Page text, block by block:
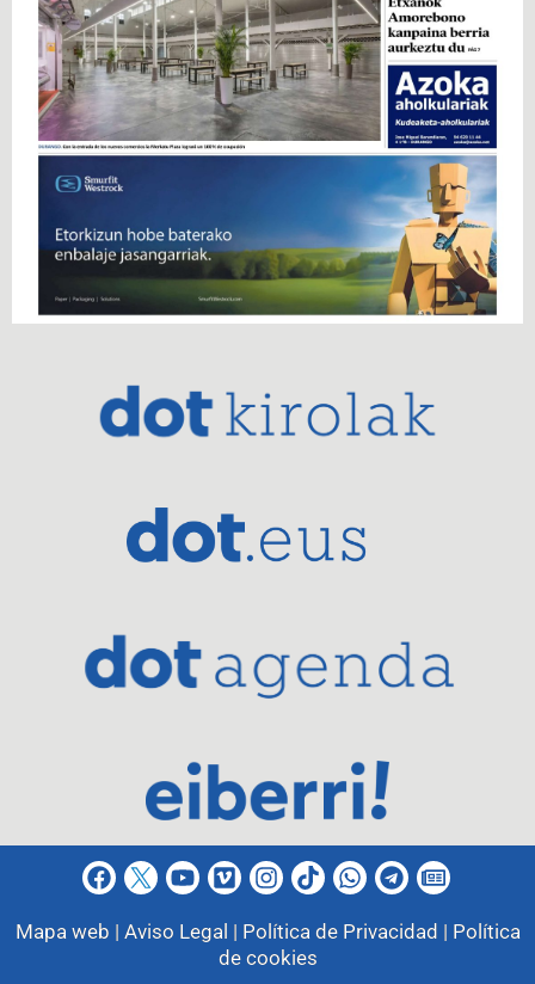
Mapa web | Aviso Legal | Política de Privacidad | Política
de cookies